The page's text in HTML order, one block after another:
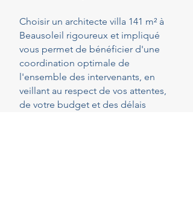
Choisir un architecte villa 141 m² à
Beausoleil rigoureux et impliqué
vous permet de bénéficier d'une
coordination optimale de
l'ensemble des intervenants, en
veillant au respect de vos attentes,
de votre budget et des délais